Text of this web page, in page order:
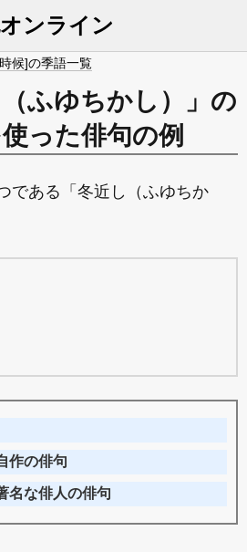
ンライン
候]の季語一覧
ふゆちかし）」の
った俳句の例
である「冬近し（ふゆちか
作の俳句
名な俳人の俳句